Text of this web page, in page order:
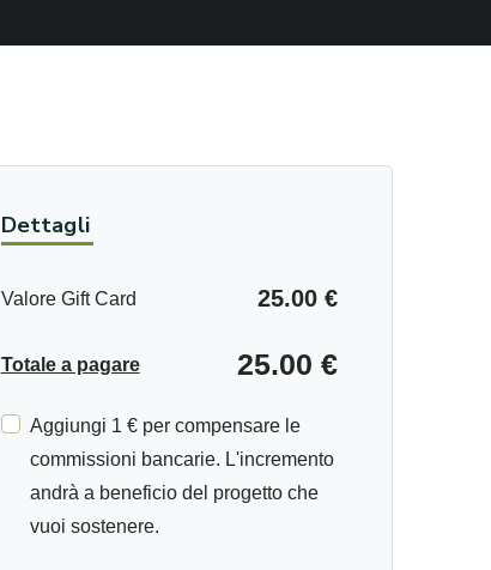
Dettagli
Valore Gift Card 25.00 €
Totale a pagare 25.00 €
Aggiungi 1 € per compensare le
commissioni bancarie. L'incremento
andrà a beneficio del progetto che
vuoi sostenere.